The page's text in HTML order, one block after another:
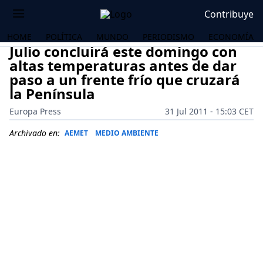
Contribuye
HOME POLÍTICA MUNDO PERIODISMO ECONOMÍA
Julio concluirá este domingo con
altas temperaturas antes de dar
paso a un frente frío que cruzará
la Península
Europa Press
31 Jul 2011 - 15:03 CET
Archivado en: AEMET MEDIO AMBIENTE